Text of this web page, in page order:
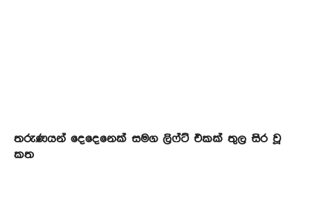
තරුණයන් දෙදෙනෙක් සමග ලිෆ්ට් එකක් තුල සිර වූ
කත